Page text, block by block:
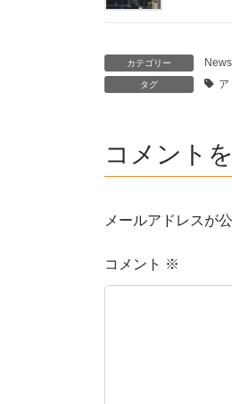
カテゴリー News
タグ ア
コメント
メールアドレスが
コメント ※